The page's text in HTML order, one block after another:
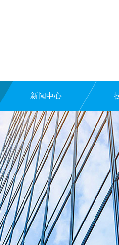
新闻中心